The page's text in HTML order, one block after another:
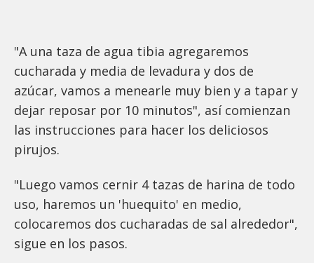
"A una taza de agua tibia agregaremos
cucharada y media de levadura y dos de
azúcar, vamos a menearle muy bien y a tapar y
dejar reposar por 10 minutos", así comienzan
las instrucciones para hacer los deliciosos
pirujos.
"Luego vamos cernir 4 tazas de harina de todo
uso, haremos un 'huequito' en medio,
colocaremos dos cucharadas de sal alrededor",
sigue en los pasos.